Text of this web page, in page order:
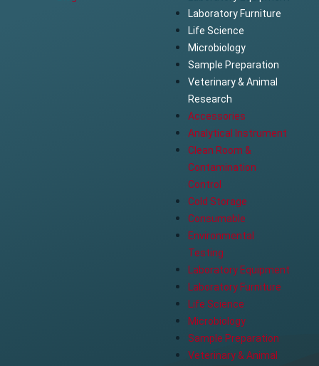
Laboratory Furniture
Life Science
Microbiology
Sample Preparation
Veterinary & Animal
Research
Accessories
Analytical Instrument
Clean Room &
Contamination
Control
Cold Storage
Consumable
Environmental
Testing
Laboratory Equipment
Laboratory Furniture
Life Science
Microbiology
Sample Preparation
Veterinary & Animal